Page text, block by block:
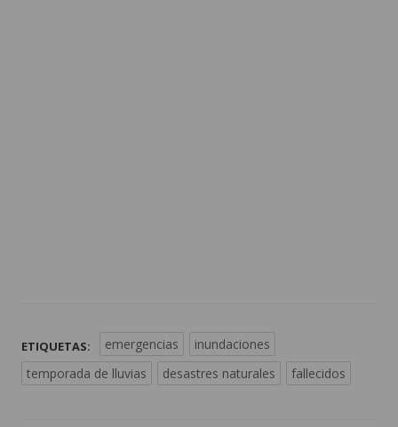
ETIQUETAS: emergencias
inundaciones
temporada de lluvias
desastres naturales fallecidos